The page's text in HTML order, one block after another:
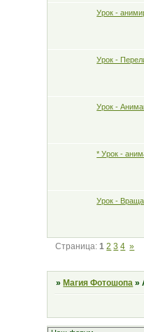
Урок -
Урок -
Урок -
* Урок -
Урок -
Страница: 1 2 3 4 »
» Магия Фотошопа »